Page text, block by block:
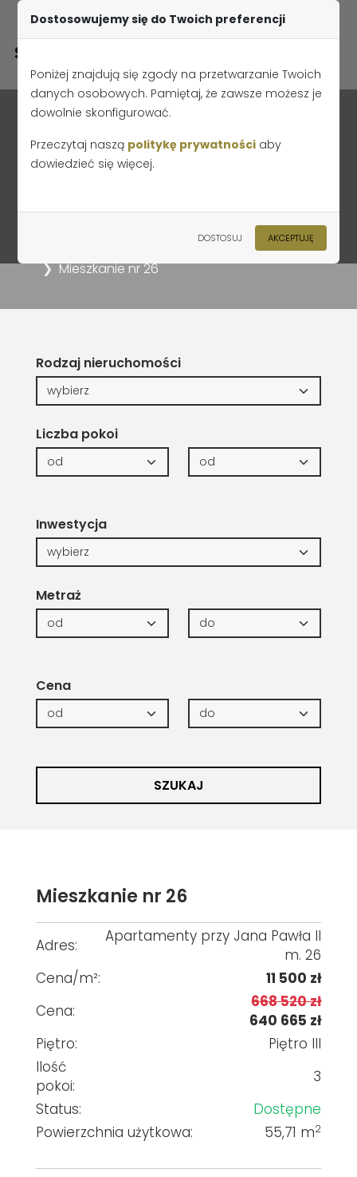
Dostosowujemy się do Twoich preferencji
Poniżej znajdują się zgody na przetwarzanie Twoich
danych osobowych. Pamiętaj, że zawsze możesz je
dowolnie skonfigurować.
Przeczytaj naszą politykę prywatności aby
dowiedzieć się więcej.
DOSTOSUJ AKCEPTUJĘ
Mieszkanie nr 26
Strona główna
Oferta
Apartamenty przy Jana Pawła II Etap I
Apartamenty przy Jana Pawła II
Mieszkanie nr 26
Rodzaj nieruchomości
Liczba pokoi
Inwestycja
Metraż
Cena
SZUKAJ
Mieszkanie nr 26
Adres:
Apartamenty przy Jana Pawła II
m. 26
Cena/m²:
11 500 zł
Cena:
668 520 zł
640 665 zł
Piętro:
Piętro III
Ilość
pokoi:
3
Status:
Dostępne
Powierzchnia użytkowa:
55,71 m2